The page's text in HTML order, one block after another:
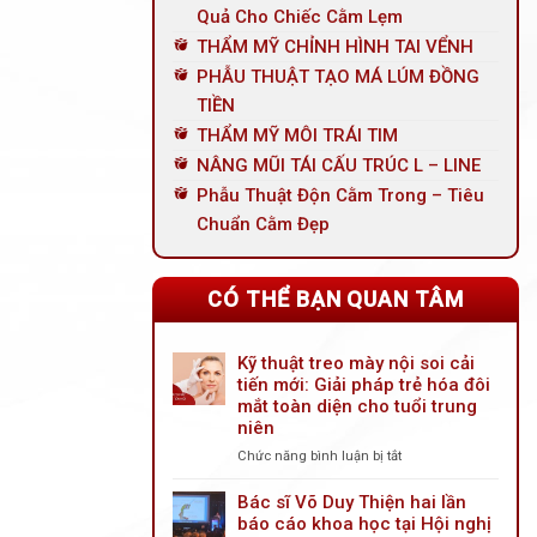
Quả Cho Chiếc Cằm Lẹm
THẨM MỸ CHỈNH HÌNH TAI VỂNH
PHẪU THUẬT TẠO MÁ LÚM ĐỒNG
TIỀN
THẨM MỸ MÔI TRÁI TIM
NÂNG MŨI TÁI CẤU TRÚC L – LINE
Phẫu Thuật Độn Cằm Trong – Tiêu
Chuẩn Cằm Đẹp
CÓ THỂ BẠN QUAN TÂM
Kỹ thuật treo mày nội soi cải
tiến mới: Giải pháp trẻ hóa đôi
mắt toàn diện cho tuổi trung
niên
Chức năng bình luận bị tắt
thuật
treo
Bác sĩ Võ Duy Thiện hai lần
báo cáo khoa học tại Hội nghị